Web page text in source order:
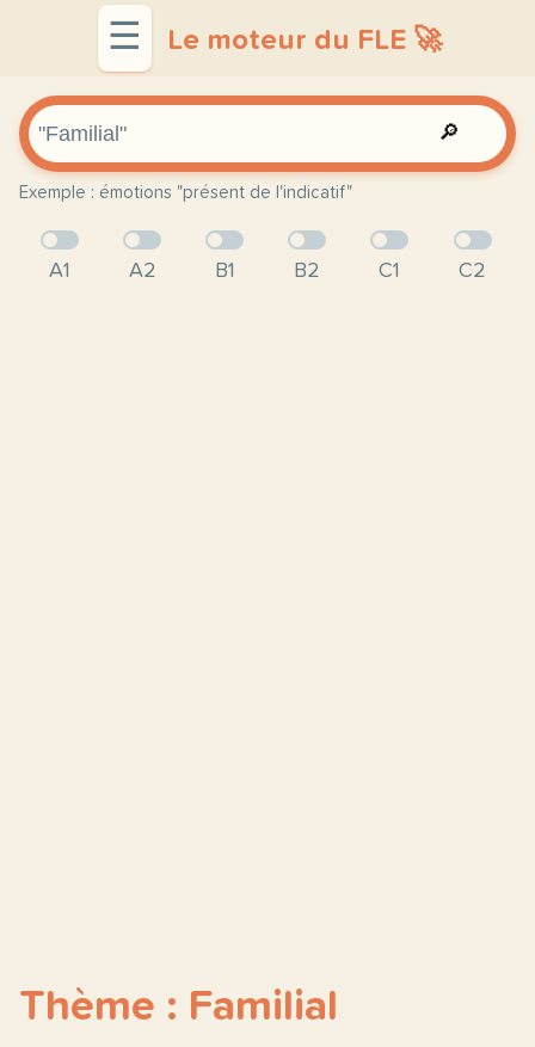
☰ Le moteur du FLE 🚀
🔎
Exemple : émotions "présent de l'indicatif"
A1 A2 B1 B2 C1 C2
Thème : Familial